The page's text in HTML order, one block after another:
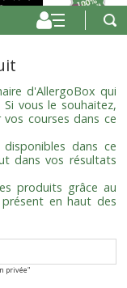
d'AllergoBox qui
vous le souhaitez,
courses dans ce
dans ce
dans vos résultats
produits grâce au
en haut des
privée"